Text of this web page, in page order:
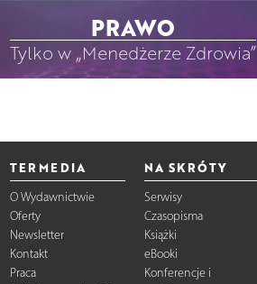
PRAWO
Tylko w „Menedżerze Zdrowia”
TERMEDIA
O Wydawnictwie
Oferty
Newsletter
Kontakt
Praca
NA SKRÓTY
Serwisy
Czasopisma
Książki
eBooki
Konferencje i